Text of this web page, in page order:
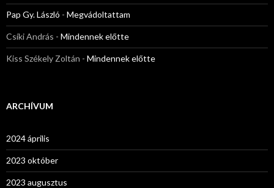
Pap Gy. László - Megvádoltattam
Csíki András - Mindennek előtte
Kiss Székely Zoltán - Mindennek előtte
ARCHÍVUM
2024 április
2023 október
2023 augusztus